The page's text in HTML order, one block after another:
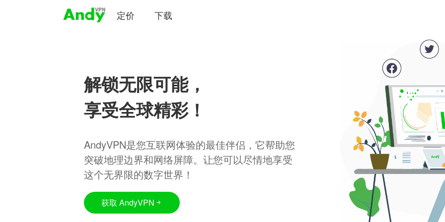
定价 下载
解锁无限可能，
享受全球精彩！
AndyVPN是您互联网体验的最佳伴侣，它帮助您
突破地理边界和网络屏障。让您可以尽情地享受
这个无界限的数字世界！
获取 AndyVPN